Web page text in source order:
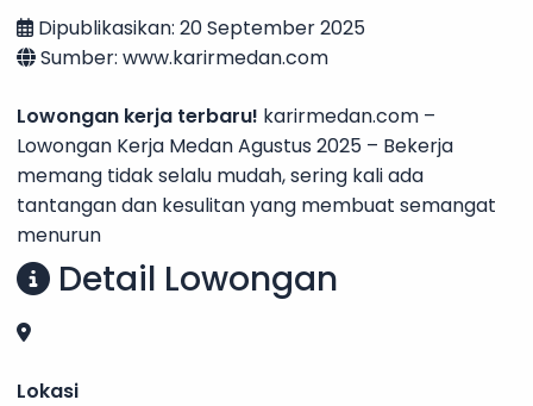
Dipublikasikan: 20 September 2025
Sumber: www.karirmedan.com
Lowongan kerja terbaru! karirmedan.com –
Lowongan Kerja Medan Agustus 2025 – Bekerja
memang tidak selalu mudah, sering kali ada
tantangan dan kesulitan yang membuat semangat
menurun
Detail Lowongan
Lokasi